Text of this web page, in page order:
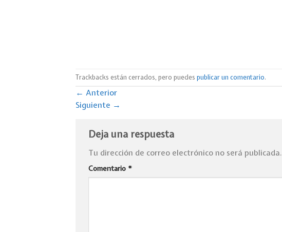
Trackbacks están cerrados, pero puedes publicar un comentario.
← Anterior
Siguiente →
Deja una respuesta
Tu dirección de correo electrónico no será publicada.
Comentario *